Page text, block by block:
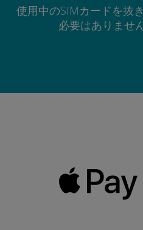
使用中のSIMカードを抜
必要はありませ